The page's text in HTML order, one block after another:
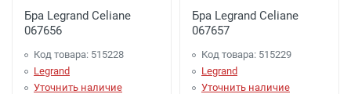
Бра Legrand Celiane
067656
Код товара: 515228
Legrand
Уточнить наличие
Бра Legrand Celiane
067657
Код товара: 515229
Legrand
Уточнить наличие